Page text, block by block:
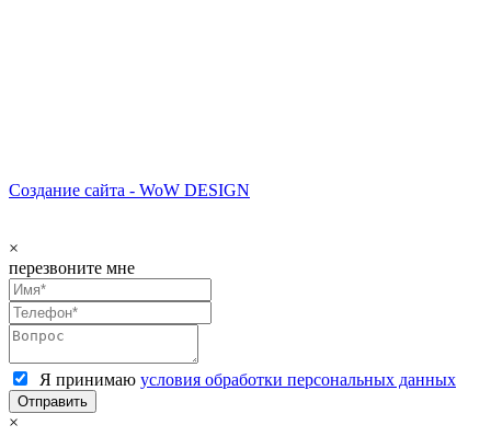
Создание сайта - WoW DESIGN
×
перезвоните мне
Я принимаю условия обработки персональных данных
×